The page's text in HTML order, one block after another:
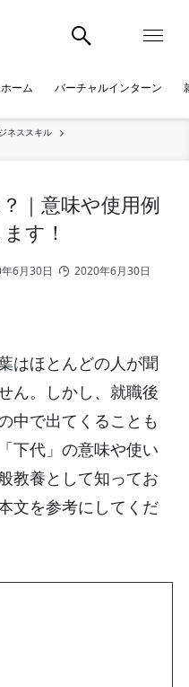
ホーム バーチャルインターン
ネススキル
｜意味や使用例
す！
6月30日 2020年6月30日
はほとんどの人が聞
ん。しかし、就職後
中で出てくることも
下代」の意味や使い
教養として知ってお
文を参考にしてくだ